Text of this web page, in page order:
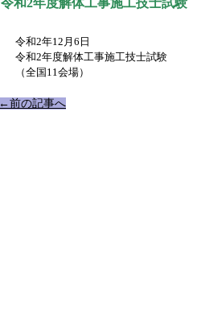
令和2年度解体工事施工技士試験
令和2年12月6日
令和2年度解体工事施工技士試験
（全国11会場）
←前の記事へ